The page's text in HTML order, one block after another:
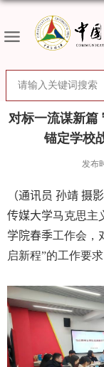
对标一流谋新
锚定学校
发布
（通讯员 孙靖 摄影
传媒大学马克思主
学院春季工作会，
启新程”的工作要求